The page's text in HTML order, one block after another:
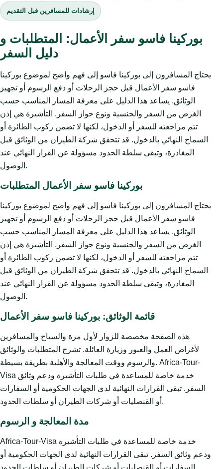
إرشادات للمسافرين قبل التقديم
بوركينا فاسو سفر الأعمال: المتطلبات و
دليل السفر
يحتاج المسافرون إلى بوركينا فاسو إلى فهم واضح لموضوع بوركينا
فاسو سفر الأعمال قبل حجز الرحلات أو دفع الرسوم أو تجهيز
الوثائق. يساعد هذا الدليل على معرفة المسار المناسب حسب
الغرض من السفر والجنسية ونوع جواز السفر. التأشيرة هي إذن
تتم مراجعته للسفر أو الدخول، لكنها لا تضمن ركوب الطائرة أو
السماح النهائي بالدخول. قد تتحقق شركة الطيران من الوثائق قبل
المغادرة، وتبقى سلطة الحدود مسؤولة عن القرار النهائي عند
الوصول.
بوركينا فاسو سفر الأعمال المتطلبات
يحتاج المسافرون إلى بوركينا فاسو إلى فهم واضح لموضوع بوركينا
فاسو سفر الأعمال قبل حجز الرحلات أو دفع الرسوم أو تجهيز
الوثائق. يساعد هذا الدليل على معرفة المسار المناسب حسب
الغرض من السفر والجنسية ونوع جواز السفر. التأشيرة هي إذن
تتم مراجعته للسفر أو الدخول، لكنها لا تضمن ركوب الطائرة أو
السماح النهائي بالدخول. قد تتحقق شركة الطيران من الوثائق قبل
المغادرة، وتبقى سلطة الحدود مسؤولة عن القرار النهائي عند
الوصول.
قائمة الوثائق: بوركينا فاسو سفر الأعمال
هذه الصفحة مخصصة للزوار لأول مرة والسياح والمسافرين
لأغراض العمل والعبور وزيارة العائلة. تشرح المتطلبات والوثائق
والرسوم ووقت المعالجة والأهلية بطريقة بسيطة. Africa-Tour-
Visa خدمة خاصة للمساعدة في طلبات التأشيرة ودعم وثائق
السفر. تبقى القرارات النهائية لدى الجهات الحكومية أو السفارات
أو القنصليات أو شركات الطيران أو سلطات الحدود.
مدة المعالجة و الرسوم
Africa-Tour-Visa خدمة خاصة للمساعدة في طلبات التأشيرة
ودعم وثائق السفر. تبقى القرارات النهائية لدى الجهات الحكومية أو
السفارات أو القنصليات أو شركات الطيران أو سلطات الحدود.